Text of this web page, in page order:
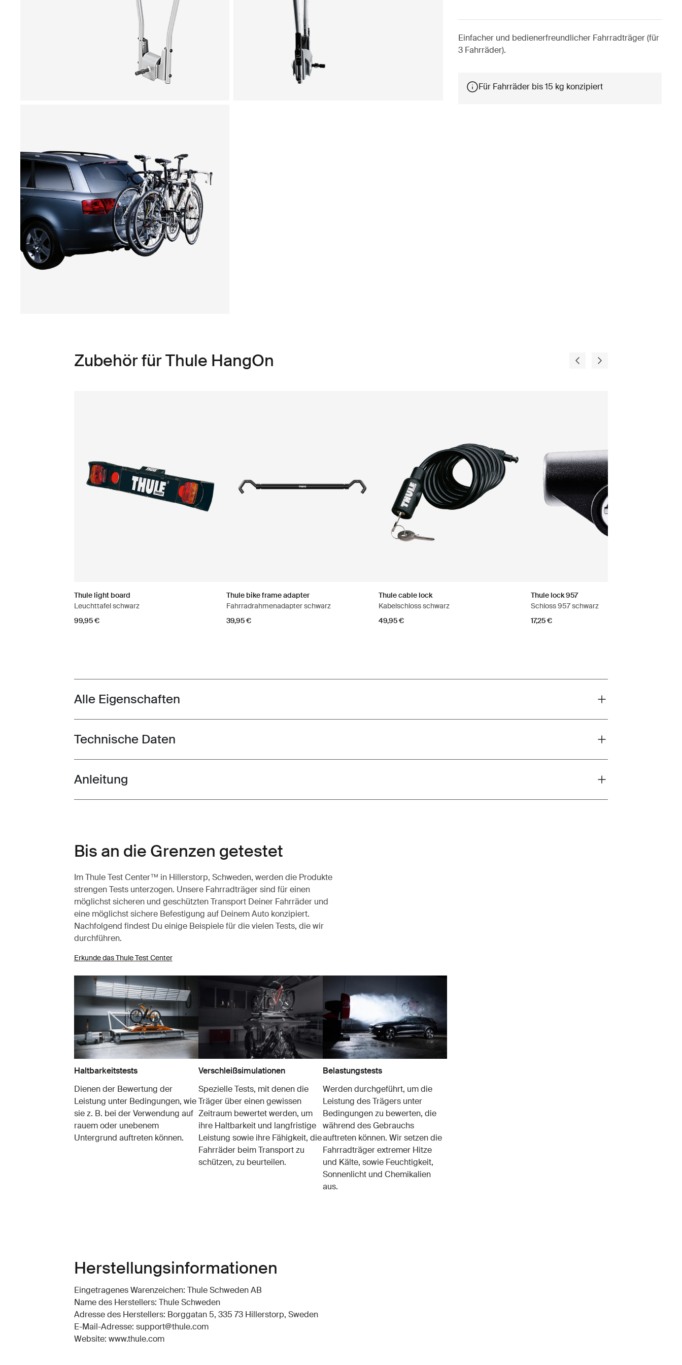
Einfacher und bedienerfreundlicher Fahrradträger (für
3 Fahrräder).
Für Fahrräder bis 15 kg konzipiert
Zubehör für Thule HangOn
Thule light board
Leuchttafel schwarz
99,95 €
Thule bike frame adapter
Fahrradrahmenadapter schwarz
39,95 €
Thule cable lock
Kabelschloss schwarz
49,95 €
Thule lock 957
Schloss 957 schwarz
17,25 €
Toggle features
Alle Eigenschaften
Toggle techspec
Technische Daten
Toggle guides and instructions
Anleitung
Bis an die Grenzen getestet
Im Thule Test Center™ in Hillerstorp, Schweden, werden die Produkte
strengen Tests unterzogen. Unsere Fahrradträger sind für einen
möglichst sicheren und geschützten Transport Deiner Fahrräder und
eine möglichst sichere Befestigung auf Deinem Auto konzipiert.
Nachfolgend findest Du einige Beispiele für die vielen Tests, die wir
durchführen.
Erkunde das Thule Test Center
Haltbarkeitstests
Dienen der Bewertung der
Leistung unter Bedingungen, wie
sie z. B. bei der Verwendung auf
rauem oder unebenem
Untergrund auftreten können.
Verschleißsimulationen
Spezielle Tests, mit denen die
Träger über einen gewissen
Zeitraum bewertet werden, um
ihre Haltbarkeit und langfristige
Leistung sowie ihre Fähigkeit, die
Fahrräder beim Transport zu
schützen, zu beurteilen.
Belastungstests
Werden durchgeführt, um die
Leistung des Trägers unter
Bedingungen zu bewerten, die
während des Gebrauchs
auftreten können. Wir setzen die
Fahrradträger extremer Hitze
und Kälte, sowie Feuchtigkeit,
Sonnenlicht und Chemikalien
aus.
Herstellungsinformationen
Eingetragenes Warenzeichen: Thule Schweden AB
Name des Herstellers: Thule Schweden
Adresse des Herstellers: Borggatan 5, 335 73 Hillerstorp, Sweden
E-Mail-Adresse: support@thule.com
Website: www.thule.com